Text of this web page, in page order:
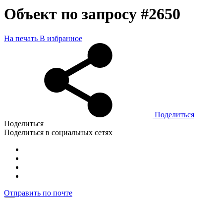
Объект по запросу #2650
На печать В избранное
Поделиться
Поделиться
Поделиться в социальных сетях
Отправить по почте